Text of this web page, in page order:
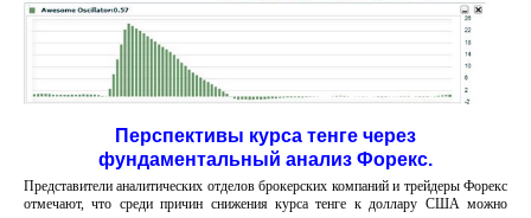
Перспективы курса тенге через
фундаментальный анализ Форекс.
Представители аналитических отделов брокерских компаний и трейдеры Форекс
отмечают, что среди причин снижения курса тенге к доллару США можно